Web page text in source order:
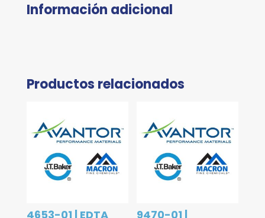
Información adicional
Productos relacionados
4653-01 | EDTA
9470-01 |